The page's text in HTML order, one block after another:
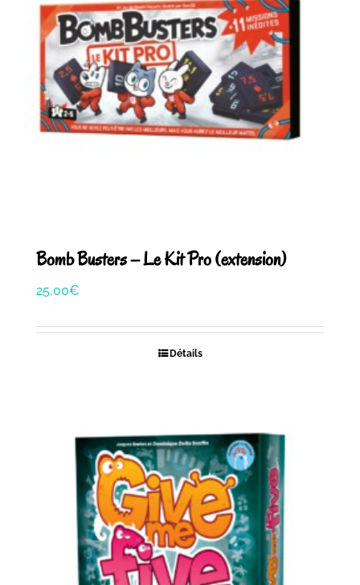
Bomb Busters – Le Kit Pro (extension)
25,00€
Détails